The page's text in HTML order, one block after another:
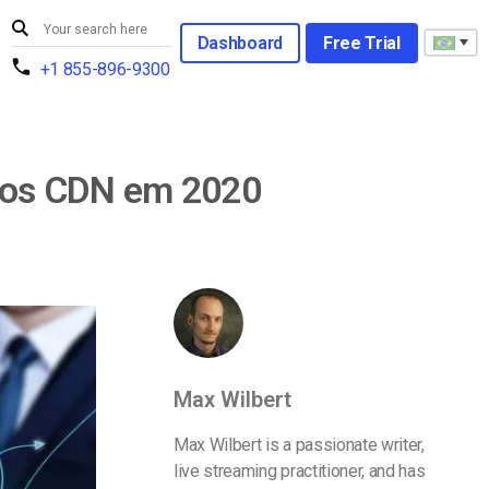
+1 855-896-9300
Dashboard Free Trial
CDN em 2020
Max Wilbert
Max Wilbert is a passionate writer,
live streaming practitioner, and has